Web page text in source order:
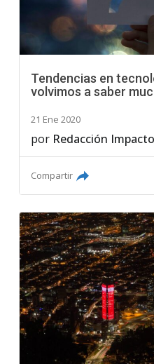
Tendencias en
volvimos a saber
21 Ene 2020
por Redacción
Compartir